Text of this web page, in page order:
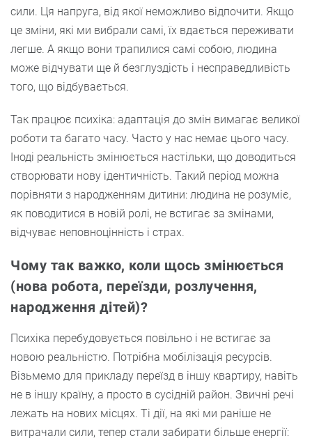
сили. Ця напруга, від якої неможливо відпочити. Якщо
це зміни, які ми вибрали самі, їх вдається переживати
легше. А якщо вони трапилися самі собою, людина
може відчувати ще й безглуздість і несправедливість
того, що відбувається.
Так працює психіка: адаптація до змін вимагає великої
роботи та багато часу. Часто у нас немає цього часу.
Іноді реальність змінюється настільки, що доводиться
створювати нову ідентичність. Такий період можна
порівняти з народженням дитини: людина не розуміє,
як поводитися в новій ролі, не встигає за змінами,
відчуває неповноцінність і страх.
Чому так важко, коли щось змінюється
(нова робота, переїзди, розлучення,
народження дітей)?
Психіка перебудовується повільно і не встигає за
новою реальністю. Потрібна мобілізація ресурсів.
Візьмемо для прикладу переїзд в іншу квартиру, навіть
не в іншу країну, а просто в сусідній район. Звичні речі
лежать на нових місцях. Ті дії, на які ми раніше не
витрачали сили, тепер стали забирати більше енергії: